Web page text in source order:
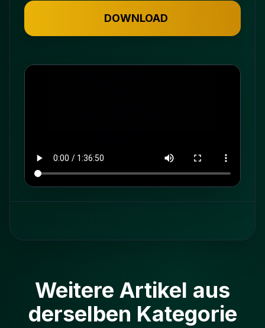
DOWNLOAD
Weitere Artikel aus
derselben Kategorie